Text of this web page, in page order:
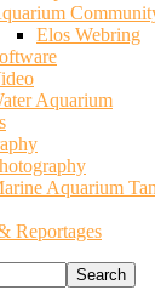
Elos Webring
Aquarium
Aquarium
Reportages